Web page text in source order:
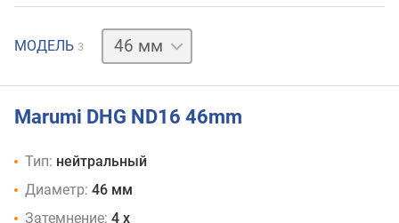
МОДЕЛЬ 3
62 мм
Marumi DHG ND16 46mm
Тип: нейтральный
Диаметр: 46 мм
Затемнение: 4 х